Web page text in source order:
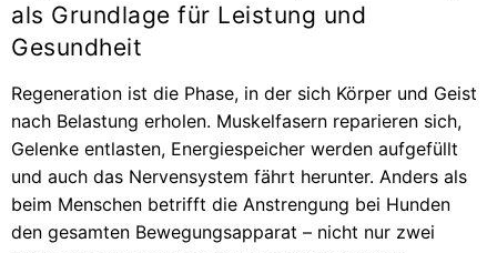
als Grundlage für Leistung und
Gesundheit
Regeneration ist die Phase, in der sich Körper und Geist
nach Belastung erholen. Muskelfasern reparieren sich,
Gelenke entlasten, Energiespeicher werden aufgefüllt
und auch das Nervensystem fährt herunter. Anders als
beim Menschen betrifft die Anstrengung bei Hunden
den gesamten Bewegungsapparat – nicht nur zwei